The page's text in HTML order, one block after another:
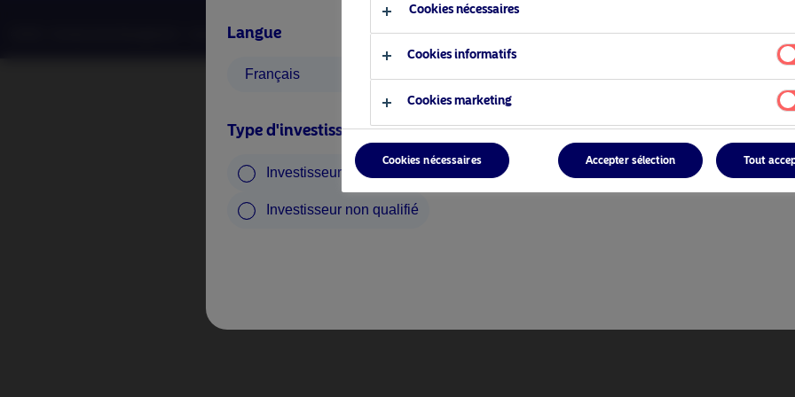
Langue
Français
Type d'investisseur
Investisseur qualifié
Investisseur non qualifié
©2026 –Nordea Asset Management – tous droits réservés.
Cookies nécessaires
Cookies informatifs
Cookies marketing
Cookies nécessaires Accepter sélection Tout